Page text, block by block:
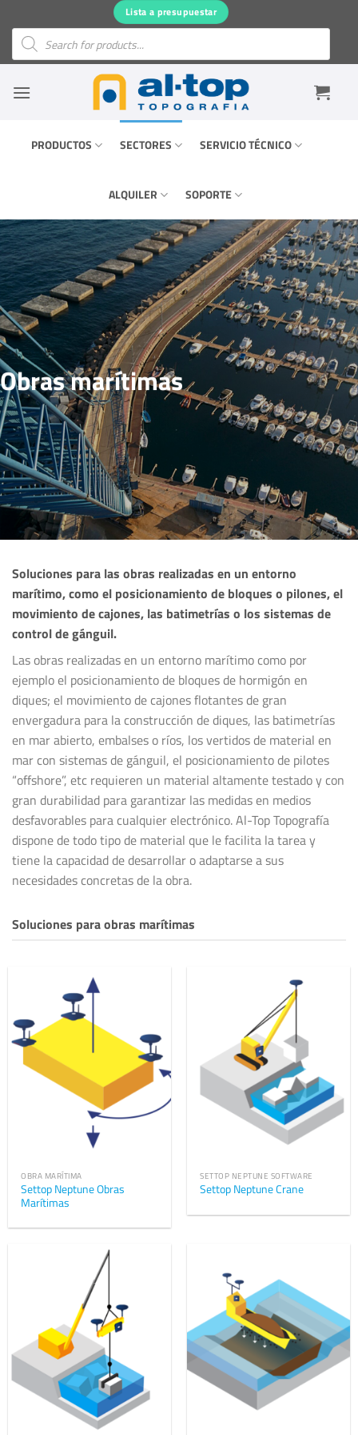
contenido
Lista a presupuestar
Búsqueda
productos
PRODUCTOS SECTORES SERVICIO TÉCNICO
ALQUILER SOPORTE
Obras marítimas
Soluciones para las obras realizadas en un entorno
marítimo, como el posicionamiento de bloques o pilones, el
movimiento de cajones, las batimetrías o los sistemas de
control de gánguil.
Las obras realizadas en un entorno marítimo como por
ejemplo el posicionamiento de bloques de hormigón en
diques; el movimiento de cajones flotantes de gran
envergadura para la construcción de diques, las batimetrías
en mar abierto, embalses o ríos, los vertidos de material en
mar con sistemas de gánguil, el posicionamiento de pilotes
“offshore”, etc requieren un material altamente testado y con
gran durabilidad para garantizar las medidas en medios
desfavorables para cualquier electrónico. Al-Top Topografía
dispone de todo tipo de material que le facilita la tarea y
tiene la capacidad de desarrollar o adaptarse a sus
necesidades concretas de la obra.
Soluciones para obras marítimas
OBRA MARÍTIMA
Settop Neptune Obras
Marítimas
SETTOP NEPTUNE SOFTWARE
Settop Neptune Crane